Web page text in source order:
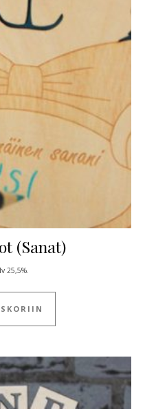
(Sanat)
25,5%.